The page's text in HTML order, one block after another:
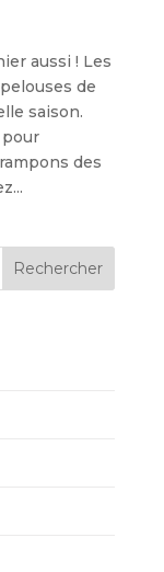
aussi ! Les
de
saison.
des